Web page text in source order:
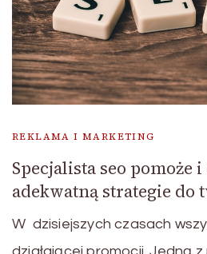
REKLAMA I MARKETING
Specjalista seo pomoże
adekwatną strategie do
W dzisiejszych czasach